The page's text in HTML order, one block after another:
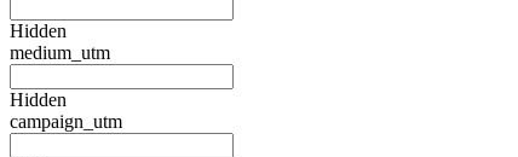
Hidden
medium_utm
Hidden
campaign_utm